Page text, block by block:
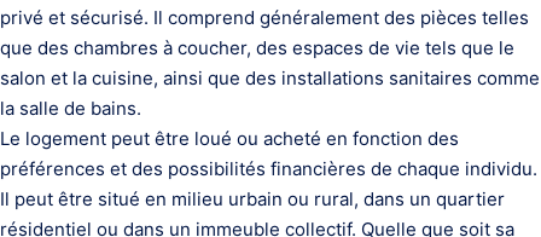
privé et sécurisé. Il comprend généralement des pièces telles
que des chambres à coucher, des espaces de vie tels que le
salon et la cuisine, ainsi que des installations sanitaires comme
la salle de bains.
Le logement peut être loué ou acheté en fonction des
préférences et des possibilités financières de chaque individu.
Il peut être situé en milieu urbain ou rural, dans un quartier
résidentiel ou dans un immeuble collectif. Quelle que soit sa